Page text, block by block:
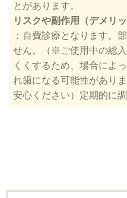
とがあります。
リスクや副作用（デメリ
： 自費診療となります。
せん。（※ご使用中の総
くくするため、場合によ
れ歯になる可能性があり
安心ください）定期的に